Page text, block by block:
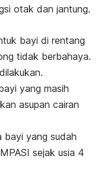
otak dan jantung.
bayi di rentang
tidak berbahaya.
yang masih
asupan cairan
bayi yang sudah
sejak usia 4